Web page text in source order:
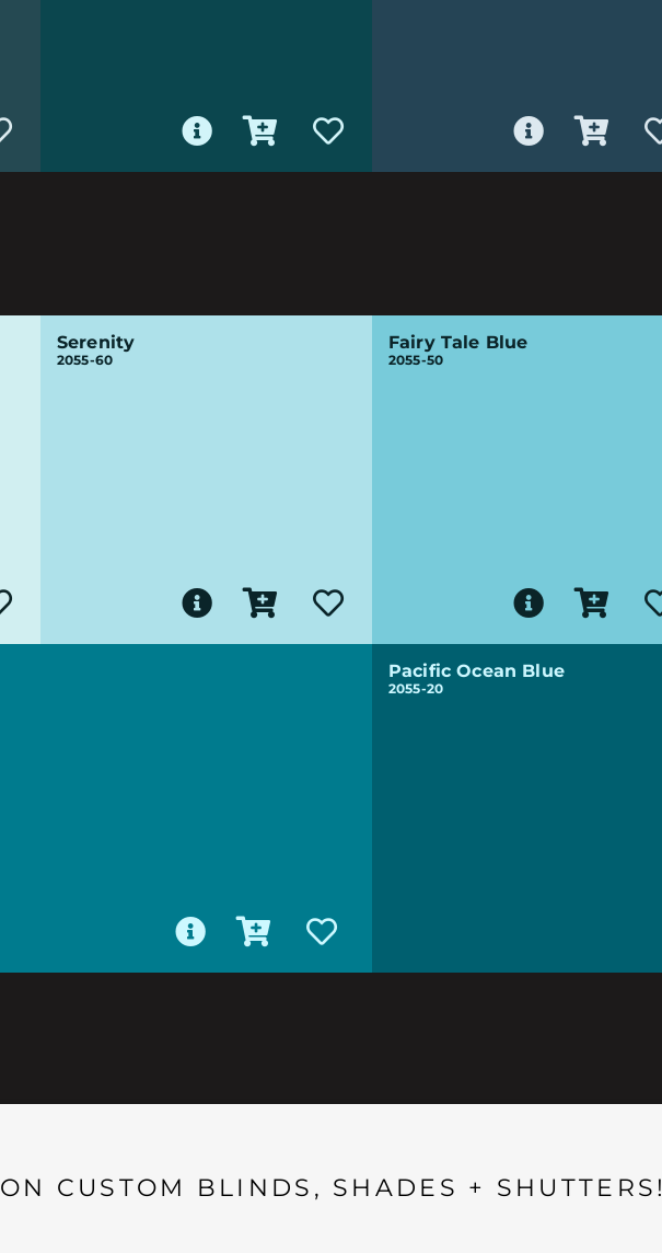
Serenity
2055-60
Fairy Tale Blue
2055-50
Pacific Ocean Blue
2055-20
ON CUSTOM BLINDS, SHADES + SHUTTERS!